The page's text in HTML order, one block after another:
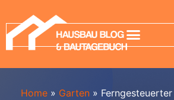
Home » Garten »